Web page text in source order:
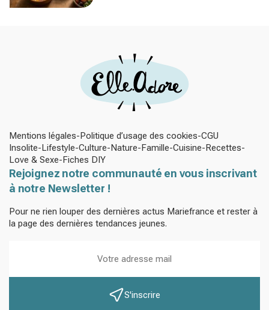
Mentions légales Politique d’usage des cookies CGU
Insolite Lifestyle Culture Nature Famille Cuisine Recettes
Love & Sexe Fiches DIY
Rejoignez notre communauté en vous inscrivant
à notre Newsletter !
Pour ne rien louper des dernières actus Mariefrance et rester à
la page des dernières tendances jeunes.
S'inscrire